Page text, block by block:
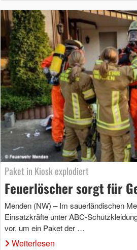
Paket in Kiosk explodiert
Feuerlöscher sorgt für
Menden (NW) – Im sauerländischen
Einsatzkräfte unter ABC-
vor, um ein Paket der …
Weiterlesen